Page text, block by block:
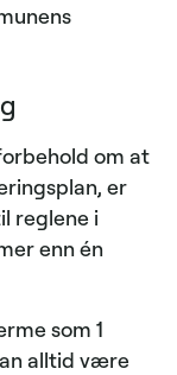
om at
er
reglene i
enn én
som 1
alltid være